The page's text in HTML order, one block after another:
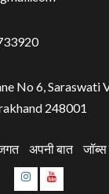
No 6, Saraswati
248001
अपनी बात
Instagram
Youtube